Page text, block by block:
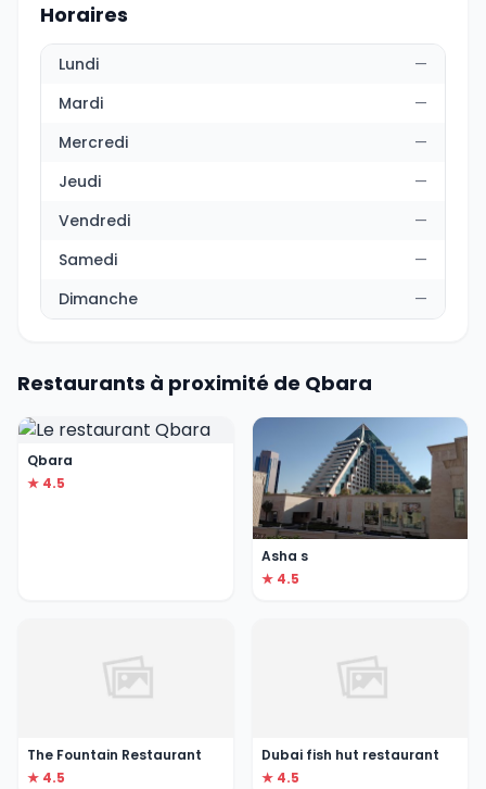
Horaires
Lundi
—
Mardi
—
Mercredi
—
Jeudi
—
Vendredi
—
Samedi
—
Dimanche
—
Restaurants à proximité de Qbara
Qbara
★ 4.5
Asha s
★ 4.5
The Fountain Restaurant
★ 4.5
Dubai fish hut restaurant
★ 4.5